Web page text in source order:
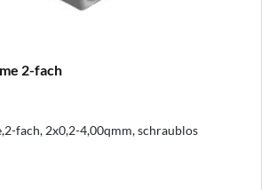
2-fach
fach, 2x0,2-4,00qmm, schraublos